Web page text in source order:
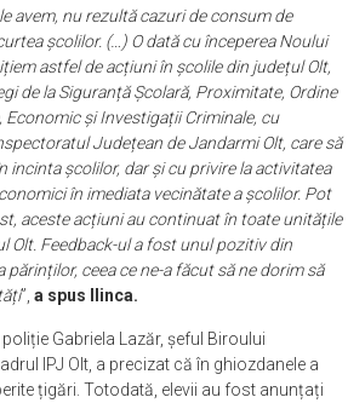
avem, nu rezultă cazuri de consum de
școlilor. (…) O dată cu începerea Noului
astfel de acțiuni în școlile din județul Olt,
de la Siguranță Școlară, Proximitate, Ordine
Economic și Investigații Criminale, cu
Județean de Jandarmi Olt, care să
incinta școlilor, dar și cu privire la activitatea
în imediata vecinătate a școlilor. Pot
aceste acțiuni au continuat în toate unitățile
Olt. Feedback-ul a fost unul pozitiv din
părinților, ceea ce ne-a făcut să ne dorim să
”,a spus Ilinca.
Gabriela Lazăr, șeful Biroului
IPJ Olt, a precizat că în ghiozdanele a
țigări. Totodată, elevii au fost anunțați